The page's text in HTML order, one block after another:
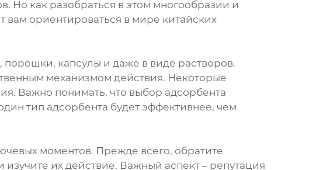
Но как разобраться в этом многообразии и
вам ориентироваться в мире китайских
капсулы и даже в виде растворов.
механизмом действия. Некоторые
Важно понимать, что выбор адсорбента
тип адсорбента будет эффективнее, чем
моментов. Прежде всего, обратите
изучите их действие. Важный аспект – репутация